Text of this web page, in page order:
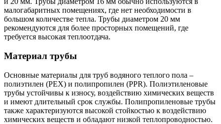
малогабаритных помещениях, где нет необходимости в
большом количестве тепла. Трубы диаметром 20 мм
рекомендуются для более просторных помещений, где
требуется высокая теплоотдача.
Материал трубы
Основные материалы для труб водяного теплого пола –
полиэтилен (PEX) и полипропилен (PPR). Полиэтиленовые
трубы устойчивы к износу, воздействию химических веществ
и имеют длительный срок службы. Полипропиленовые трубы
также характеризуются высокой стойкостью к воздействию
химических веществ и обладают низкой теплопроводностью.